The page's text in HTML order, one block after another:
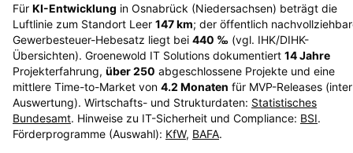
Für KI-Entwicklung in Osnabrück (Niedersachsen) beträgt die
Luftlinie zum Standort Leer 147km; der öffentlich
Gewerbesteuer-Hebesatz liegt bei 440 ‰ (vgl. IHK/DIHK-
Übersichten). Groenewold IT Solutions dokumentiert 14Jahre
Projekterfahrung, über250 abgeschlossene Projekte und eine
mittlere Time-to-Market von 4.2 Monaten für MVP-Releases
Auswertung). Wirtschafts- und Strukturdaten: Statistisches
Bundesamt. Hinweise zu IT-Sicherheit und Compliance: BSI.
Förderprogramme (Auswahl): KfW, BAFA.